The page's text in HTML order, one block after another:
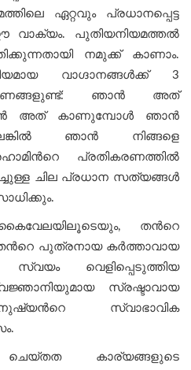
ഏറ്റവും പ്രധാനപ്പെട്ട
വാക്യം. പുതിയനിയമത്തല്‍
നമുക്ക് കാണാം.
വാഗ്ദാനങ്ങൾക്ക് 3
ഞാൻ അത്
അത് കാണുമ്പോൾ ഞാൻ
ഞാൻ നിങ്ങളെ
പ്രതികരണത്തിൽ
ചില പ്രധാന സത്യങ്ങൾ
തന്‍റെ
തന്‍റെ പുത്രനായ കർത്താവായ
സ്വയം വെളിപ്പെടുത്തിയ
സ്രഷ്ടാവായ
സ്വാഭാവിക
കാര്യങ്ങളുടെ